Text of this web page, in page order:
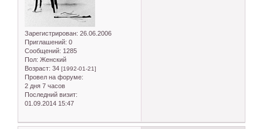
Зарегистрирован: 26.06.2006
Приглашений: 0
Сообщений: 1285
Пол: Женский
Возраст: 34 [1992-01-21]
Провел на форуме:
2 дня 7 часов
Последний визит:
01.09.2014 15:47